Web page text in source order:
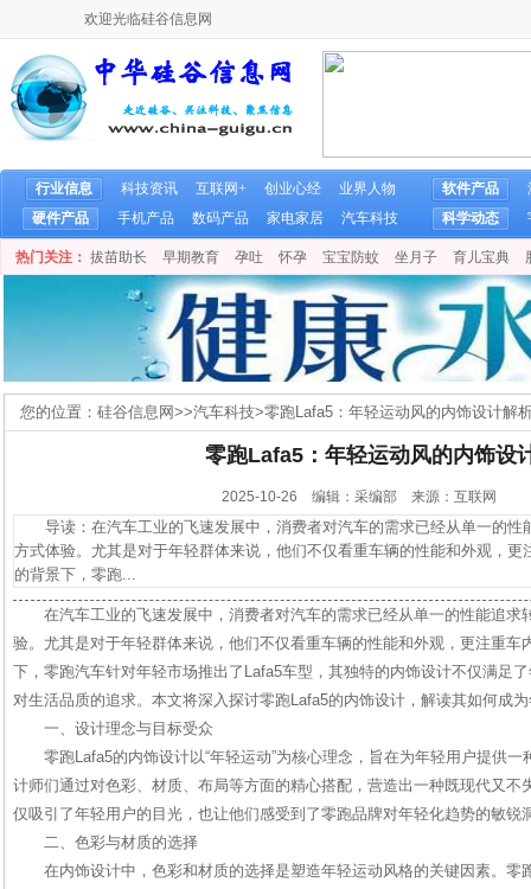
欢迎光临硅谷信息网
行业信息 科技资讯 互联网+ 创业心经
业界人物
硬件产品
手机产品 数码产品 家电家居 汽车科技
软件产品
科学动态
热门关注： 拔苗助长 早期教育 孕吐 怀孕 宝宝防蚊 坐月子 育儿宝典
您的位置： 硅谷信息网>>汽车科技>零跑Lafa5：年轻运动风的内饰设计解
零跑Lafa5：年轻运动风的内饰设
2025-10-26 编辑：采编部 来源：互联网
导读：在汽车工业的飞速发展中，消费者对汽车的需求已经从单一的性
方式体验。尤其是对于年轻群体来说，他们不仅看重车辆的性能和外观，
的背景下，零跑...
在汽车工业的飞速发展中，消费者对汽车的需求已经从单一的性能追求
验。尤其是对于年轻群体来说，他们不仅看重车辆的性能和外观，更注重车
下，零跑汽车针对年轻市场推出了Lafa5车型，其独特的内饰设计不仅满足
对生活品质的追求。本文将深入探讨零跑Lafa5的内饰设计，解读其如何成
一、设计理念与目标受众
零跑Lafa5的内饰设计以“年轻运动”为核心理念，旨在为年轻用户提供
计师们通过对色彩、材质、布局等方面的精心搭配，营造出一种既现代又不
仅吸引了年轻用户的目光，也让他们感受到了零跑品牌对年轻化趋势的敏锐
二、色彩与材质的选择
在内饰设计中，色彩和材质的选择是塑造年轻运动风格的关键因素。零